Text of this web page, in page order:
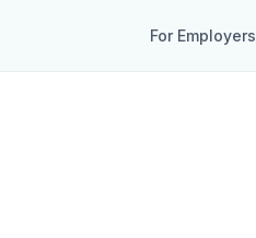
For Employers